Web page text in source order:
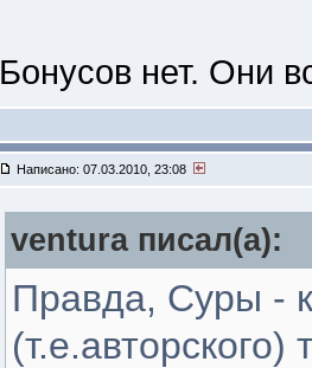
Бонусов нет. Они
Написано: 07.03.2010, 23:08
ventura писал(a):
Правда, Суры -
(т.е.авторского)